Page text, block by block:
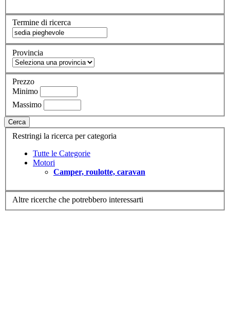
Termine di ricerca
Provincia
Prezzo
Minimo
Massimo
Cerca
Restringi la ricerca per categoria
Tutte le Categorie
Motori
Camper, roulotte, caravan
Altre ricerche che potrebbero interessarti